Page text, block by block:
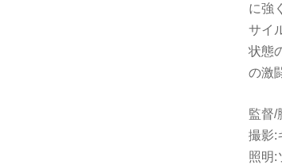
に強
サイ
状態
の激
監督/
撮影:
照明: